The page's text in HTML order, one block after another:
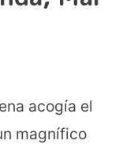
acogía el
magnífico